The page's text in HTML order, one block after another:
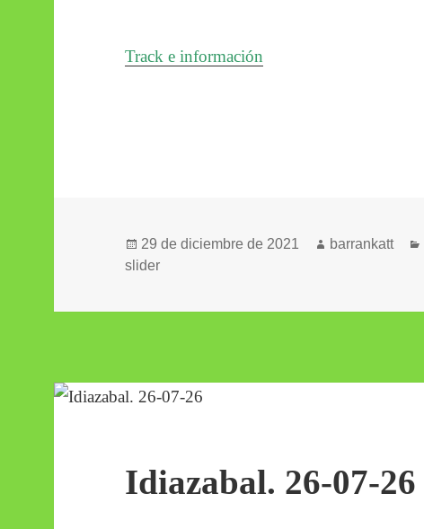
Track e información
Publicado
el
29 de diciembre de 2021 Autor
barrankatt
slider
Idiazabal. 26-07-26